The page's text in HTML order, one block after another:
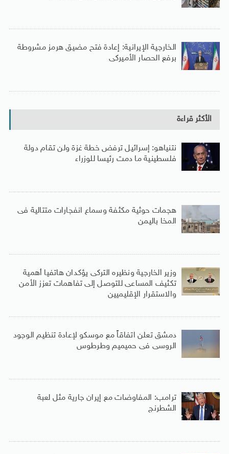
الخارجية الإيرانية: إعادة فتح مضيق هرمز مشروطة
برفع الحصار الأميركى
الأكثر قراءة
نتنياهو: إسرائيل ترفض خطة غزة ولن تقام دولة
فلسطينية ما دمت رئيسا للوزراء
هجمات حوثية مكثفة وسماع انفجارات متتالية فى
المخا باليمن
وزير الخارجية ونظيره التركى يؤكدان هاتفيا أهمية
تكثيف المساعى للتوصل إلى تفاهمات تعزز الأمن
والاستقرار الإقليميين
دمشق تعلن اتفاقاً مع موسكو لإعادة تنظيم الوجود
الروسى فى حميميم وطرطوس
ترامب: المفاوضات مع إيران جارية مثل لعبة
الشطرنج